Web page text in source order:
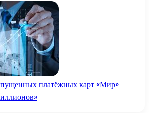
платёжных карт «Мир»